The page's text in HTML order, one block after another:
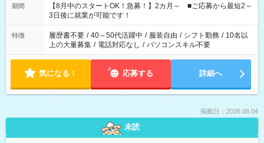
「できれば残業はしたくない」 など、ご希望を教えてください
ね。 ※Wワーク希望の方へ 今ご覧のお仕事で希望する勤務時間
と、もう1つのお仕事の勤務時間。 合計で週40時間を超える場
合は応募できません。
期間
【8月中のスタートOK！急募！】2カ月～ ■ご応募から最短2～
3日後に就業が可能です！
特徴 履歴書不要 / 40～50代活躍中 / 服装自由 / シフト勤務 / 10名以
上の大量募集 / 電話対応なし / パソコンスキル不要
気になる！ 応募する 詳細へ
掲載日：2026.08.04
未読